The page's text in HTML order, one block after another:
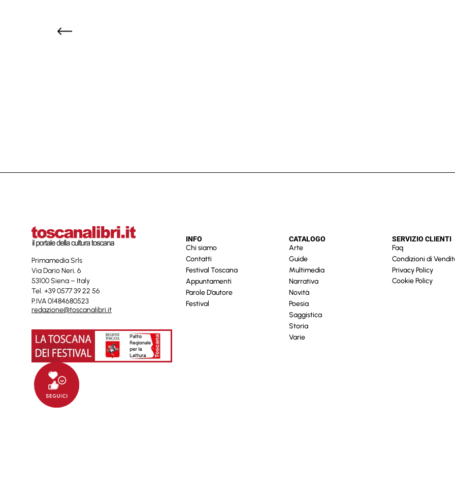
Primamedia Srls
Via Dario Neri, 6
53100 Siena – Italy
Tel. +39 0577 39 22 56
P.IVA 01484680523
redazione@toscanalibri.it
INFO
Chi siamo
Contatti
Festival Toscana
Appuntamenti
Parole D’autore
Festival
CATALOGO
Arte
Guide
Multimedia
Narrativa
Novità
Poesia
Saggistica
Storia
Varie
SERVIZIO CLIENTI
Faq
Condizioni di
Privacy Policy
Cookie Policy